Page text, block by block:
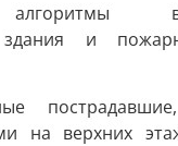
и
на верхних